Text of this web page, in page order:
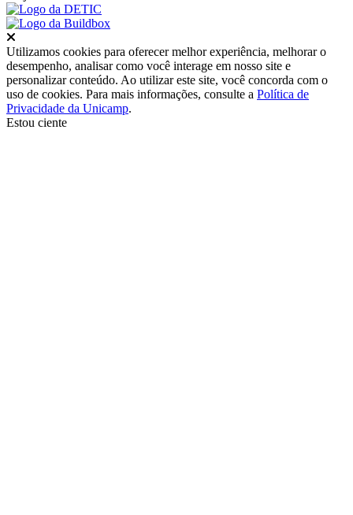
Utilizamos cookies para oferecer melhor experiência, melhorar o
desempenho, analisar como você interage em nosso site e
personalizar conteúdo. Ao utilizar este site, você concorda com o
uso de cookies. Para mais informações, consulte a Política de
Privacidade da Unicamp.
Estou ciente